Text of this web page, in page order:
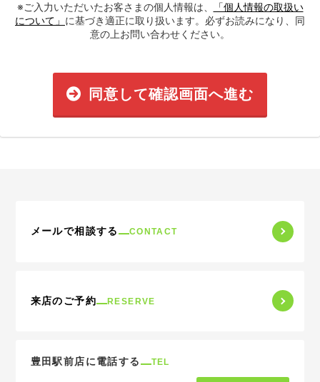
※ご入力いただいたお客さまの個人情報は、
「個人情報の取扱い
について」 に基づき適正に取り扱います。必ずお読みになり、同
意の上お問い合わせください。
同意して確認画面へ進む
メールで相談する CONTACT
来店のご予約 RESERVE
豊田駅前店に電話する TEL